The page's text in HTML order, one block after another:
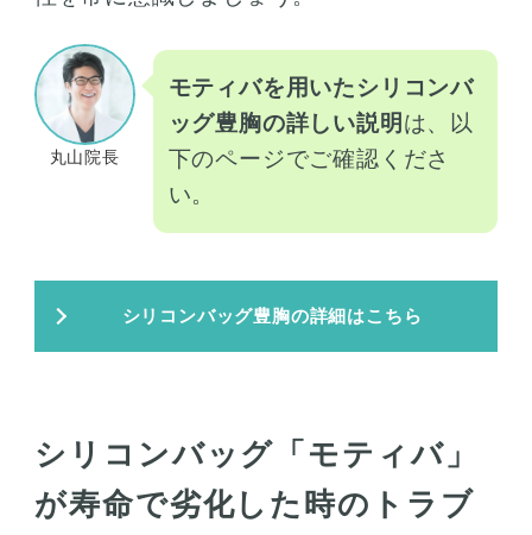
丸山院長
モティバを用いたシリコンバ
ッグ豊胸の詳しい説明 は、以
下のページでご確認くださ
い。
シリコンバッグ豊胸の詳細はこちら
シリコンバッグ「モティバ」
が寿命で劣化した時のトラブ